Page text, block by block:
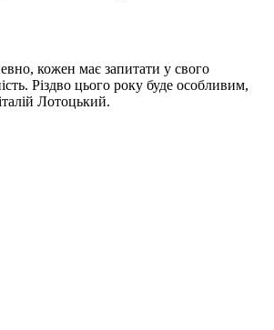
кожен має запитати у свого
Різдво цього року буде особливим,
Лотоцький.